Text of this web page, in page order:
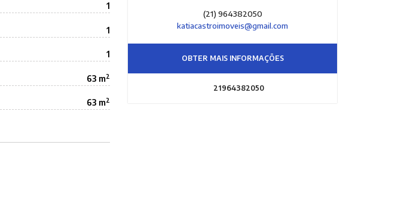
1
1
1
63 m2
63 m2
(21) 964382050
katiacastroimoveis@gmail.com
OBTER MAIS INFORMAÇÕES
21964382050